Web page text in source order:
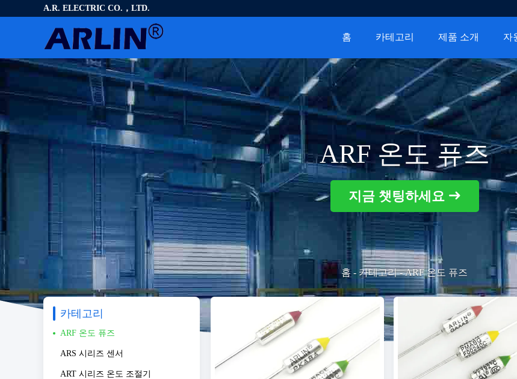
A.R. ELECTRIC CO.，LTD.
홈 카테고리 제품 소개 자
ARF 온도 퓨즈
지금 챗팅하세요
홈 - 카테고리-ARF 온도 퓨즈
카테고리
ARF 온도 퓨즈
ARS 시리즈 센서
ART 시리즈 온도 조절기